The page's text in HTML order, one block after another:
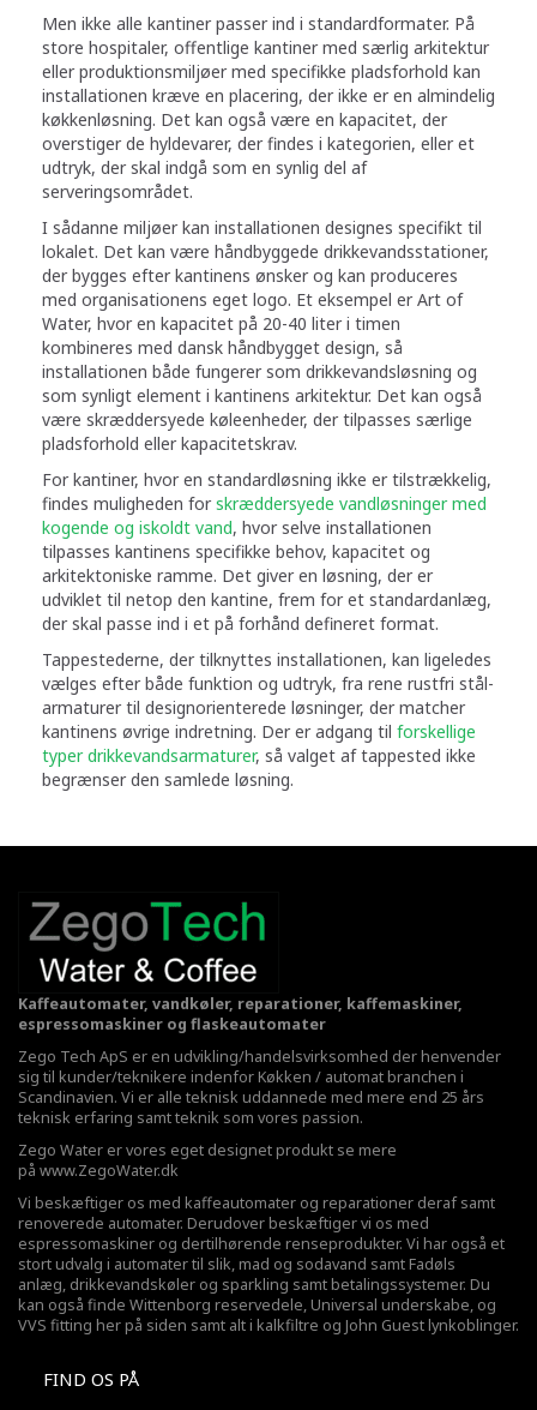
Men ikke alle kantiner passer ind i standardformater. På
store hospitaler, offentlige kantiner med særlig arkitektur
eller produktionsmiljøer med specifikke pladsforhold kan
installationen kræve en placering, der ikke er en almindelig
køkkenløsning. Det kan også være en kapacitet, der
overstiger de hyldevarer, der findes i kategorien, eller et
udtryk, der skal indgå som en synlig del af
serveringsområdet.
I sådanne miljøer kan installationen designes specifikt til
lokalet. Det kan være håndbyggede drikkevandsstationer,
der bygges efter kantinens ønsker og kan produceres
med organisationens eget logo. Et eksempel er Art of
Water, hvor en kapacitet på 20-40 liter i timen
kombineres med dansk håndbygget design, så
installationen både fungerer som drikkevandsløsning og
som synligt element i kantinens arkitektur. Det kan også
være skræddersyede køleenheder, der tilpasses særlige
pladsforhold eller kapacitetskrav.
For kantiner, hvor en standardløsning ikke er tilstrækkelig,
findes muligheden for skræddersyede vandløsninger med
kogende og iskoldt vand, hvor selve installationen
tilpasses kantinens specifikke behov, kapacitet og
arkitektoniske ramme. Det giver en løsning, der er
udviklet til netop den kantine, frem for et standardanlæg,
der skal passe ind i et på forhånd defineret format.
Tappestederne, der tilknyttes installationen, kan ligeledes
vælges efter både funktion og udtryk, fra rene rustfri stål-
armaturer til designorienterede løsninger, der matcher
kantinens øvrige indretning. Der er adgang til forskellige
typer drikkevandsarmaturer, så valget af tappested ikke
begrænser den samlede løsning.
Kaffeautomater, vandkøler, reparationer, kaffemaskiner,
espressomaskiner og flaskeautomater
Zego Tech ApS er en udvikling/handelsvirksomhed der henvender
sig til kunder/teknikere indenfor Køkken / automat branchen i
Scandinavien. Vi er alle teknisk uddannede med mere end 25 års
teknisk erfaring samt teknik som vores passion.
Zego Water er vores eget designet produkt se mere
på www.ZegoWater.dk
Vi beskæftiger os med kaffeautomater og reparationer deraf samt
renoverede automater. Derudover beskæftiger vi os med
espressomaskiner og dertilhørende renseprodukter. Vi har også et
stort udvalg i automater til slik, mad og sodavand samt Fadøls
anlæg, drikkevandskøler og sparkling samt betalingssystemer. Du
kan også finde Wittenborg reservedele, Universal underskabe, og
VVS fitting her på siden samt alt i kalkfiltre og John Guest lynkoblinger.
FIND OS PÅ